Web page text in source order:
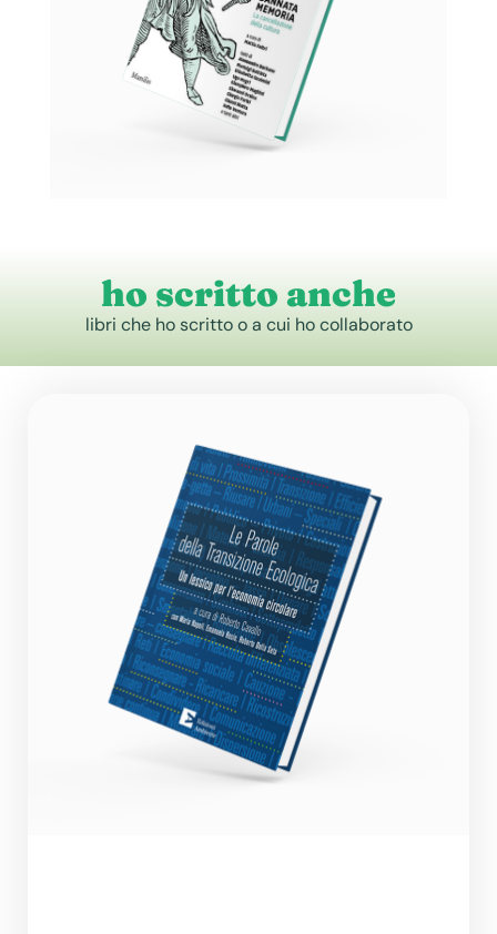
ho scritto anche
libri che ho scritto o a cui ho collaborato